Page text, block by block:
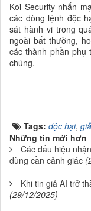
Koi Security nhấn
các dòng lệnh độc
sát hành vi trong
ngoài bất thường,
các thành phần phụ
chúng.
Tags: độc hại,
Những tin mới hơn
Các dấu hiệu
dùng cần cảnh giác
Khi tin giả AI trở
(29/12/2025)